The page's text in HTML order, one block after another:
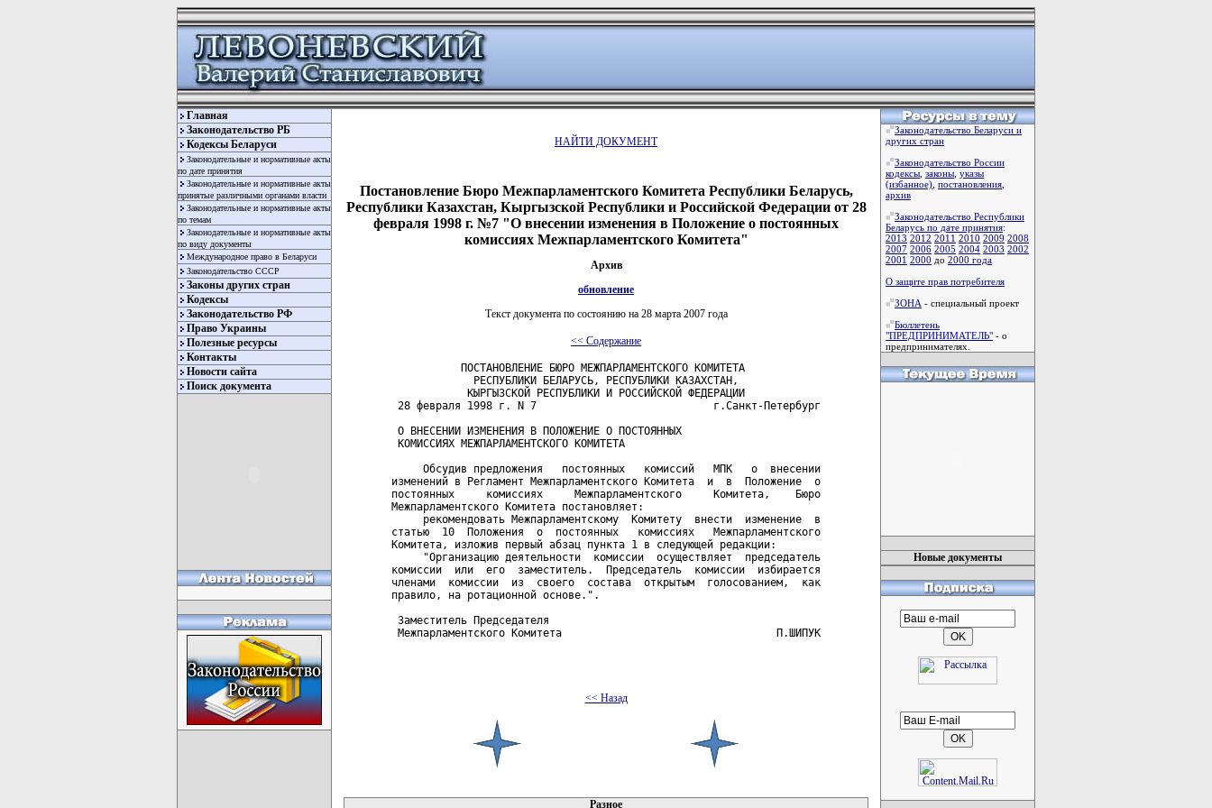
Главная
Законодательство РБ
Кодексы Беларуси
Законодательные и нормативные акты
по дате принятия
Законодательные и нормативные акты
принятые различными органами власти
Законодательные и нормативные акты
по темам
Законодательные и нормативные акты
по виду документы
Международное право в Беларуси
Законодательство СССР
Законы других стран
Кодексы
Законодательство РФ
Право Украины
Полезные ресурсы
Контакты
Новости сайта
Поиск документа
НАЙТИ ДОКУМЕНТ
Постановление Бюро Межпарламентского Комитета Республики Беларусь,
Республики Казахстан, Кыргызской Республики и Российской Федерации от 28
февраля 1998 г. №7 "О внесении изменения в Положение о постоянных
комиссиях Межпарламентского Комитета"
Архив
обновление
Текст документа по состоянию на 28 марта 2007 года
<< Содержание
           ПОСТАНОВЛЕНИЕ БЮРО МЕЖПАРЛАМЕНТСКОГО КОМИТЕТА
             РЕСПУБЛИКИ БЕЛАРУСЬ, РЕСПУБЛИКИ КАЗАХСТАН,
            КЫРГЫЗСКОЙ РЕСПУБЛИКИ И РОССИЙСКОЙ ФЕДЕРАЦИИ
28 февраля 1998 г. N 7                            г.Санкт-Петербург
О ВНЕСЕНИИ ИЗМЕНЕНИЯ В ПОЛОЖЕНИЕ О ПОСТОЯННЫХ
КОМИССИЯХ МЕЖПАРЛАМЕНТСКОГО КОМИТЕТА
     Обсудив предложения   постоянных   комиссий   МПК   о  внесении
изменений в Регламент Межпарламентского Комитета  и  в  Положение  о
постоянных     комиссиях     Межпарламентского     Комитета,    Бюро
Межпарламентского Комитета постановляет:
     рекомендовать Межпарламентскому  Комитету  внести  изменение  в
статью  10  Положения  о  постоянных   комиссиях   Межпарламентского
Комитета, изложив первый абзац пункта 1 в следующей редакции:
     "Организацию деятельности  комиссии  осуществляет  председатель
комиссии  или  его  заместитель.  Председатель  комиссии  избирается
членами  комиссии  из  своего  состава  открытым  голосованием,  как
правило, на ротационной основе.".
Заместитель Председателя
Межпарламентского Комитета                                  П.ШИПУК
<< Назад
Разное
Законодательство Беларуси и
других стран
Законодательство России
кодексы законы указы
(избанное) постановления
архив
Законодательство Республики
Беларусь по дате принятия:
2013 2012 2011 2010 2009 2008
2007 2006 2005 2004 2003 2002
2001 2000 до 2000 года
О защите прав потребителя
ЗОНА - специальный проект
Бюллетень
"ПРЕДПРИНИМАТЕЛЬ" - о
предпринимателях.
Новые документы